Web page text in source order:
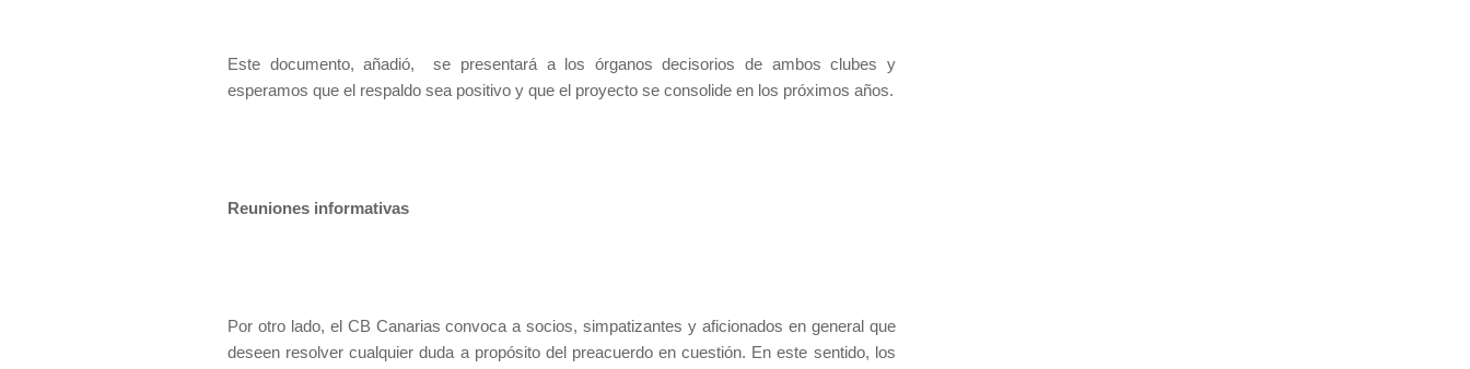
Este documento, añadió,
se presentará a los órganos decisorios de ambos clubes y
esperamos que el respaldo sea positivo y que el proyecto se consolide en los próximos años.
Reuniones informativas
Por otro lado, el CB Canarias convoca a socios, simpatizantes y aficionados en general que
deseen resolver cualquier duda a propósito del preacuerdo en cuestión. En este sentido, los